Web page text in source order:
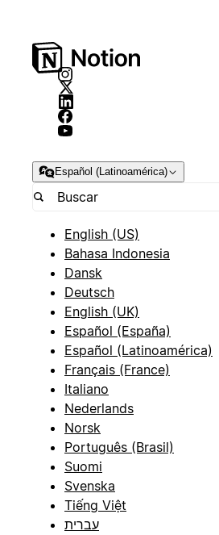
Español (Latinoamérica)
English (US)
Bahasa Indonesia
Dansk
Deutsch
English (UK)
Español (España)
Español (Latinoamérica)
Français (France)
Italiano
Nederlands
Norsk
Português (Brasil)
Suomi
Svenska
Tiếng Việt
עברית